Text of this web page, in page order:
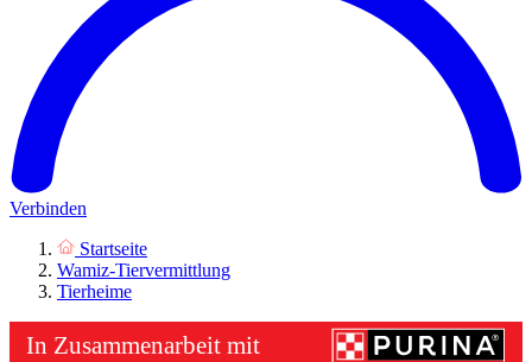
Verbinden
Startseite
Wamiz-Tiervermittlung
Tierheime